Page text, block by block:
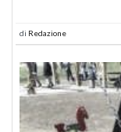
di Redazione